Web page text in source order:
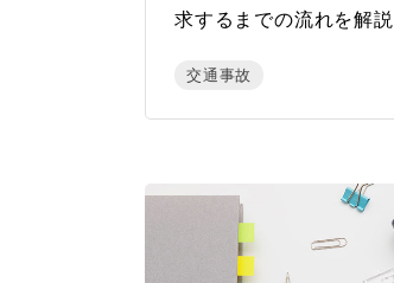
求するまでの流れを解説
交通事故